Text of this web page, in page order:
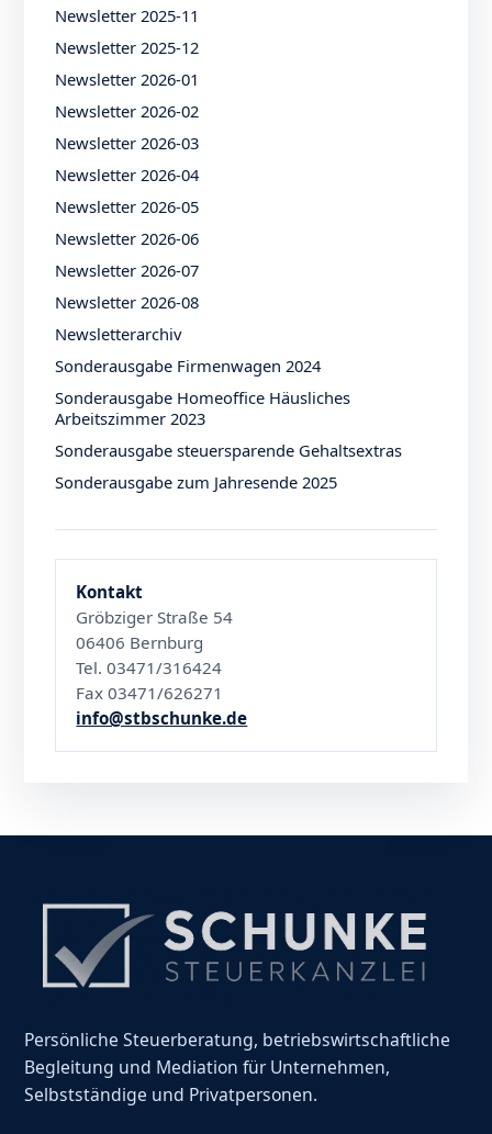
Newsletter 2025-11
Newsletter 2025-12
Newsletter 2026-01
Newsletter 2026-02
Newsletter 2026-03
Newsletter 2026-04
Newsletter 2026-05
Newsletter 2026-06
Newsletter 2026-07
Newsletter 2026-08
Newsletterarchiv
Sonderausgabe Firmenwagen 2024
Sonderausgabe Homeoffice Häusliches
Arbeitszimmer 2023
Sonderausgabe steuersparende Gehaltsextras
Sonderausgabe zum Jahresende 2025
Kontakt
Gröbziger Straße 54
06406 Bernburg
Tel. 03471/316424
Fax 03471/626271
info@stbschunke.de
Persönliche Steuerberatung, betriebswirtschaftliche
Begleitung und Mediation für Unternehmen,
Selbstständige und Privatpersonen.